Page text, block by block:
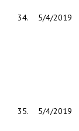
34. 5/4/2019
35. 5/4/2019